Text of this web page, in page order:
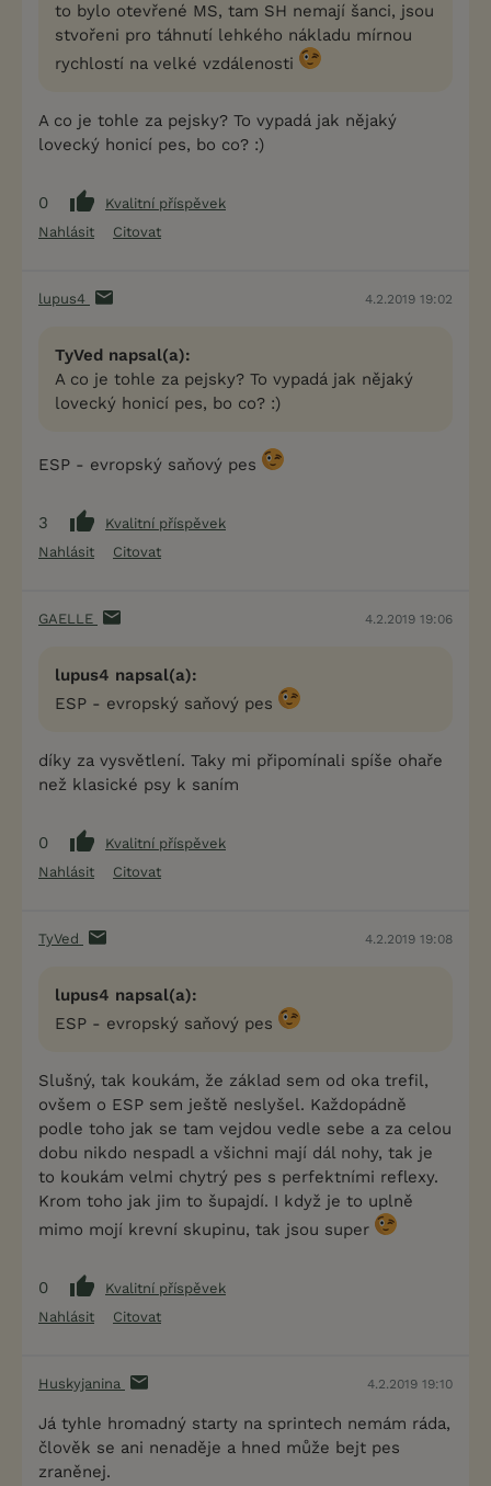
to bylo otevřené MS, tam SH nemají šanci, jsou
stvořeni pro táhnutí lehkého nákladu mírnou
rychlostí na velké vzdálenosti
A co je tohle za pejsky? To vypadá jak nějaký
lovecký honicí pes, bo co? :)
0
Kvalitní příspěvek
Nahlásit
Citovat
lupus4 4.2.2019 19:02
TyVed napsal(a):
A co je tohle za pejsky? To vypadá jak nějaký
lovecký honicí pes, bo co? :)
ESP - evropský saňový pes
3
Kvalitní příspěvek
Nahlásit
Citovat
GAELLE 4.2.2019 19:06
lupus4 napsal(a):
ESP - evropský saňový pes
díky za vysvětlení. Taky mi připomínali spíše ohaře
než klasické psy k saním
0
Kvalitní příspěvek
Nahlásit
Citovat
TyVed 4.2.2019 19:08
lupus4 napsal(a):
ESP - evropský saňový pes
Slušný, tak koukám, že základ sem od oka trefil,
ovšem o ESP sem ještě neslyšel. Každopádně
podle toho jak se tam vejdou vedle sebe a za celou
dobu nikdo nespadl a všichni mají dál nohy, tak je
to koukám velmi chytrý pes s perfektními reflexy.
Krom toho jak jim to šupajdí. I když je to uplně
mimo mojí krevní skupinu, tak jsou super
0
Kvalitní příspěvek
Nahlásit
Citovat
Huskyjanina 4.2.2019 19:10
Já tyhle hromadný starty na sprintech nemám ráda,
člověk se ani nenaděje a hned může bejt pes
zraněnej.